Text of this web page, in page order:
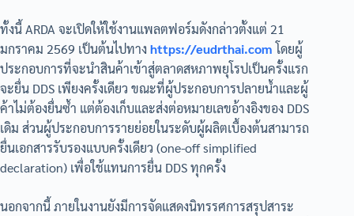
ทั้งนี้ ARDA จะเปิดให้ใช้งานแพลตฟอร์มดังกล่าวตั้งแต่ 21
มกราคม 2569 เป็นต้นไปทาง https://eudrthai.com โดยผู้
ประกอบการที่จะนำสินค้าเข้าสู่ตลาดสหภาพยุโรปเป็นครั้งแรก
จะยื่น DDS เพียงครั้งเดียว ขณะที่ผู้ประกอบการปลายน้ำและผู้
ค้าไม่ต้องยื่นซ้ำ แต่ต้องเก็บและส่งต่อหมายเลขอ้างอิงของ DDS
เดิม ส่วนผู้ประกอบการรายย่อยในระดับผู้ผลิตเบื้องต้นสามารถ
ยื่นเอกสารรับรองแบบครั้งเดียว (one-off simplified
declaration) เพื่อใช้แทนการยื่น DDS ทุกครั้ง
นอกจากนี้ ภายในงานยังมีการจัดแสดงนิทรรศการสรุปสาระ